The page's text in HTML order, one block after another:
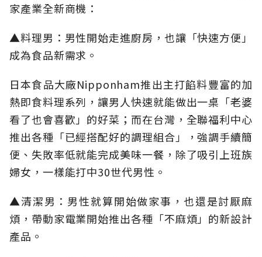
家產業全新商機：
▲料理男：男性開始走進廚房，也讓「快速方便」
成為食品新需求。
日本食品大廠Nipponham推出主打餡料豐富的加
熱即食料理系列，讓男人快速就能做出一桌「老婆
看了也會喜歡」的好菜；而在台灣，全聯福利中心
推出各種「已經搭配好的調理組合」，強調手續簡
便、失敗率低就能完成美味一餐，除了吸引上班族
婦女，一樣能打中30世代男性。
▲清潔男：男性就算開始做家事，也還是討厭麻
煩，帶動家電業開始推出各種「不麻煩」的新設計
產品。